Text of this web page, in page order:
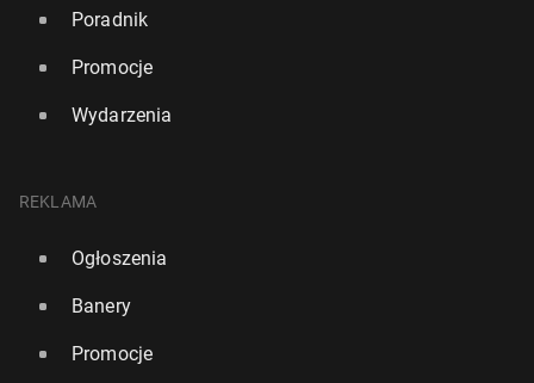
Poradnik
Promocje
Wydarzenia
REKLAMA
Ogłoszenia
Banery
Promocje